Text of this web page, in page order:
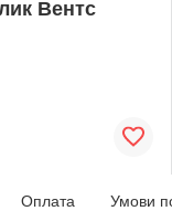
Вентс
Оплата Умови